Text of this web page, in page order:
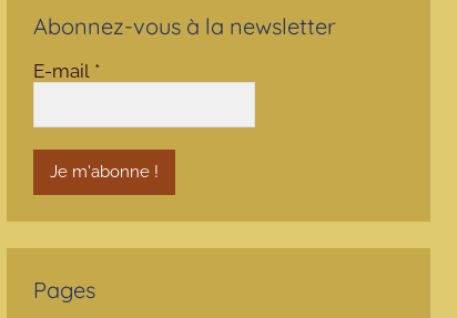
Abonnez-vous à la newsletter
E-mail *
Pages